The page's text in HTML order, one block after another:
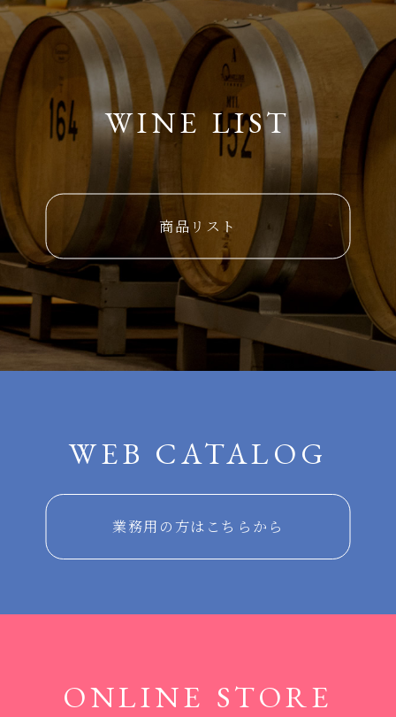
WINE LIST
商品リスト
WEB CATALOG
業務用の方はこちらから
ONLINE STORE